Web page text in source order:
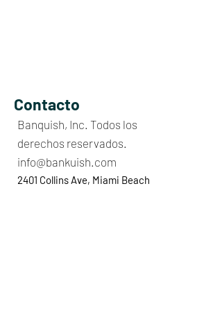
Contacto
Banquish, Inc. Todos los
derechos reservados.
info@bankuish.com
2401 Collins Ave, Miami Beach